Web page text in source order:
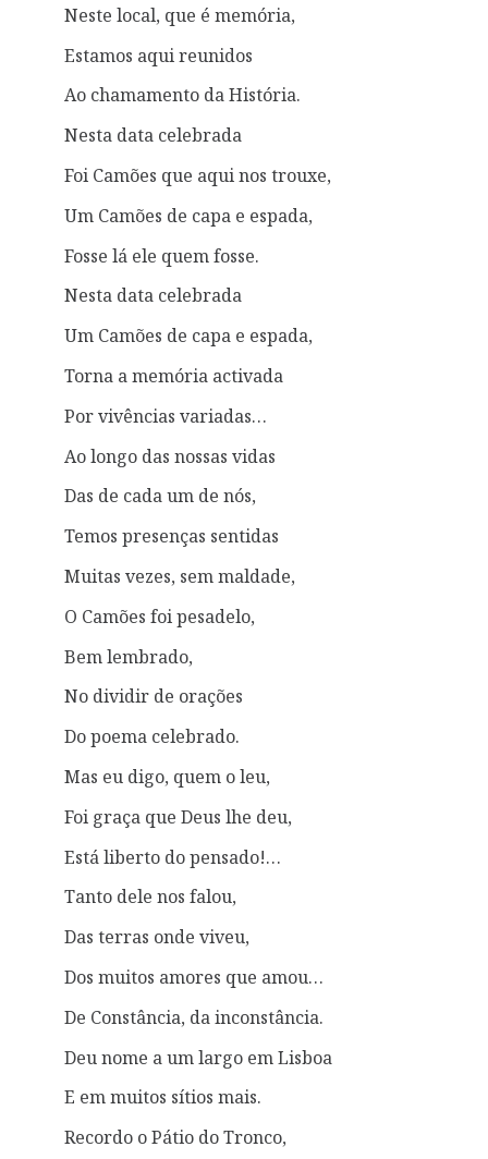
Neste local, que é memória,
Estamos aqui reunidos
Ao chamamento da História.
Nesta data celebrada
Foi Camões que aqui nos trouxe,
Um Camões de capa e espada,
Fosse lá ele quem fosse.
Nesta data celebrada
Um Camões de capa e espada,
Torna a memória activada
Por vivências variadas…
Ao longo das nossas vidas
Das de cada um de nós,
Temos presenças sentidas
Muitas vezes, sem maldade,
O Camões foi pesadelo,
Bem lembrado,
No dividir de orações
Do poema celebrado.
Mas eu digo, quem o leu,
Foi graça que Deus lhe deu,
Está liberto do pensado!…
Tanto dele nos falou,
Das terras onde viveu,
Dos muitos amores que amou…
De Constância, da inconstância.
Deu nome a um largo em Lisboa
E em muitos sítios mais.
Recordo o Pátio do Tronco,